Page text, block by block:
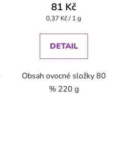
81 Kč
Měrná
0,37 Kč / 1 g
DETAIL
Obsah ovocné složky 80
% 220 g